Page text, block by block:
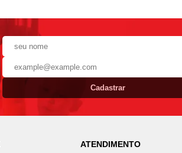
Cadastrar
ATENDIMENTO